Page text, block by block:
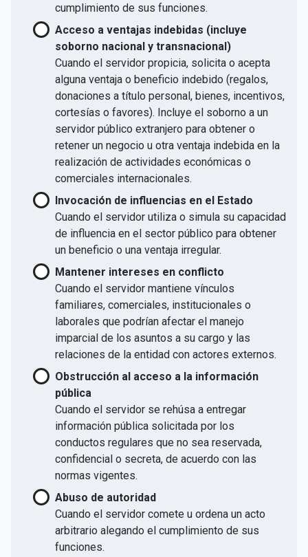
cumplimiento de sus funciones.
Acceso a ventajas indebidas (incluye
soborno nacional y transnacional)
Cuando el servidor propicia, solicita o acepta
alguna ventaja o beneficio indebido (regalos,
donaciones a título personal, bienes, incentivos,
cortesías o favores). Incluye el soborno a un
servidor público extranjero para obtener o
retener un negocio u otra ventaja indebida en la
realización de actividades económicas o
comerciales internacionales.
Invocación de influencias en el Estado
Cuando el servidor utiliza o simula su capacidad
de influencia en el sector público para obtener
un beneficio o una ventaja irregular.
Mantener intereses en conflicto
Cuando el servidor mantiene vínculos
familiares, comerciales, institucionales o
laborales que podrían afectar el manejo
imparcial de los asuntos a su cargo y las
relaciones de la entidad con actores externos.
Obstrucción al acceso a la información
pública
Cuando el servidor se rehúsa a entregar
información pública solicitada por los
conductos regulares que no sea reservada,
confidencial o secreta, de acuerdo con las
normas vigentes.
Abuso de autoridad
Cuando el servidor comete u ordena un acto
arbitrario alegando el cumplimiento de sus
funciones.